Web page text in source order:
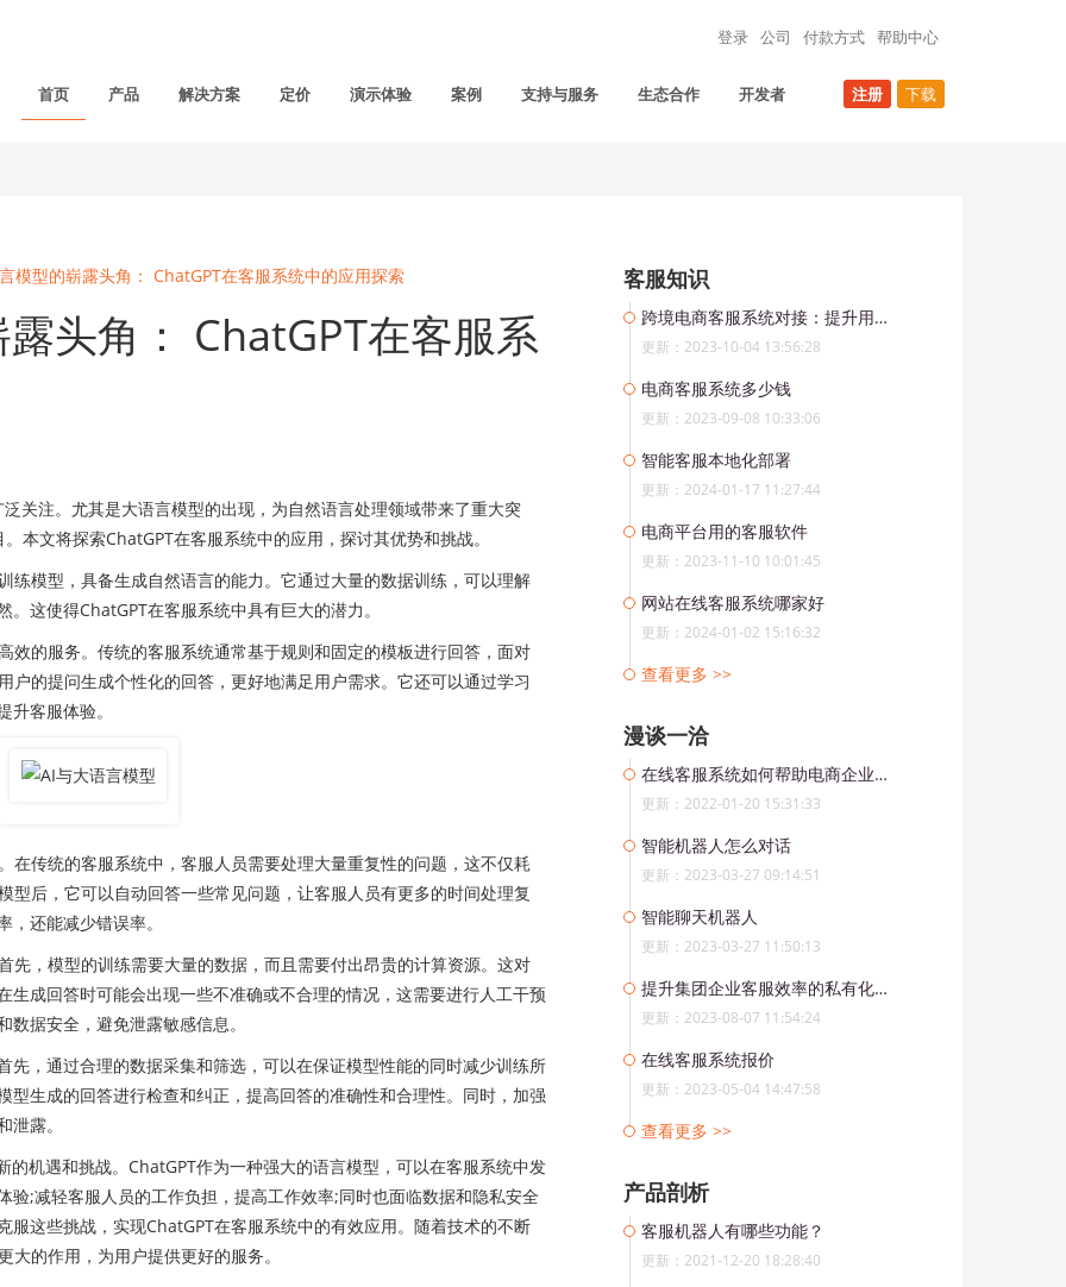
登录 公司 付款方式 帮助中心
首页 产品 解决方案 定价 演示体验 案例 支持与服务 生态合作 开发者 注册 下载
模型的崭露头角： ChatGPT在客服系统中的应用探索
头角： ChatGPT在客服系
注。尤其是大语言模型的出现，为自然语言处理领域带来了重大突
本文将探索ChatGPT在客服系统中的应用，探讨其优势和挑战。
型，具备生成自然语言的能力。它通过大量的数据训练，可以理解
这使得ChatGPT在客服系统中具有巨大的潜力。
服务。传统的客服系统通常基于规则和固定的模板进行回答，面对
户的提问生成个性化的回答，更好地满足用户需求。它还可以通过学习
客服体验。
统的客服系统中，客服人员需要处理大量重复性的问题，这不仅耗
型后，它可以自动回答一些常见问题，让客服人员有更多的时间处理复
还能减少错误率。
模型的训练需要大量的数据，而且需要付出昂贵的计算资源。这对
成回答时可能会出现一些不准确或不合理的情况，这需要进行人工干预
据安全，避免泄露敏感信息。
通过合理的数据采集和筛选，可以在保证模型性能的同时减少训练所
生成的回答进行检查和纠正，提高回答的准确性和合理性。同时，加强
露。
遇和挑战。ChatGPT作为一种强大的语言模型，可以在客服系统中发
验;减轻客服人员的工作负担，提高工作效率;同时也面临数据和隐私安全
这些挑战，实现ChatGPT在客服系统中的有效应用。随着技术的不断
的作用，为用户提供更好的服务。
客服知识
跨境电商客服系统对接：提升用户体验的关键一步
更新：2023-10-04 13:56:28
电商客服系统多少钱
更新：2023-09-08 10:33:06
智能客服本地化部署
更新：2024-01-17 11:27:44
电商平台用的客服软件
更新：2023-11-10 10:01:45
网站在线客服系统哪家好
更新：2024-01-02 15:16:32
查看更多 >>
漫谈一洽
在线客服系统如何帮助电商企业实现利益最大化？
更新：2022-01-20 15:31:33
智能机器人怎么对话
更新：2023-03-27 09:14:51
智能聊天机器人
更新：2023-03-27 11:50:13
提升集团企业客服效率的私有化部署客服系统
更新：2023-08-07 11:54:24
在线客服系统报价
更新：2023-05-04 14:47:58
查看更多 >>
产品剖析
客服机器人有哪些功能？
更新：2021-12-20 18:28:40